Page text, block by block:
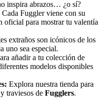
inspira abrazos… ¿o sí?
Cada Fuggler viene con su
oficial para mostrar tu valentía
extraños son icónicos de los
uno sea especial.
añadir a tu colección de
modelos disponibles
Explora nuestra tienda para
traviesos de Fugglers.